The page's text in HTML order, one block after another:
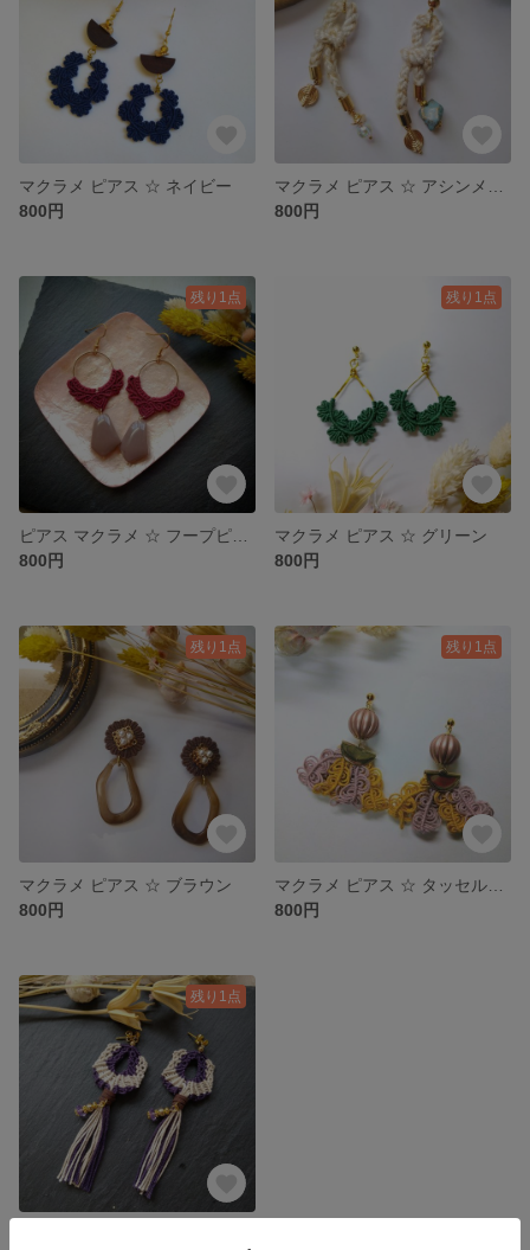
マクラメ ピアス ☆ ネイビー
800円
800円
残り1点
800円
残り1点
マクラメ ピアス ☆ グリーン
800円
残り1点
マクラメ ピアス ☆ ブラウン
800円
残り1点
800円
残り1点